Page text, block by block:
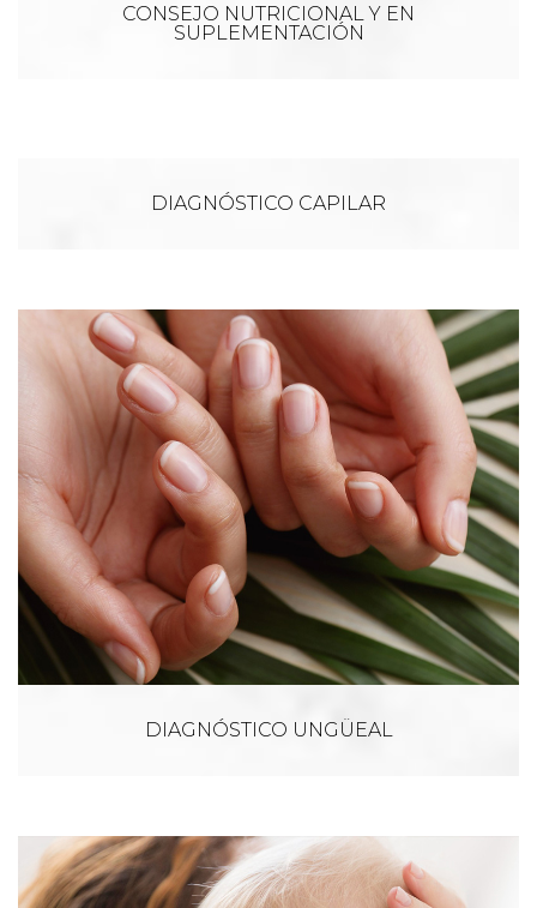
CONSEJO NUTRICIONAL Y EN
SUPLEMENTACIÓN
DIAGNÓSTICO CAPILAR
DIAGNÓSTICO UNGÜEAL